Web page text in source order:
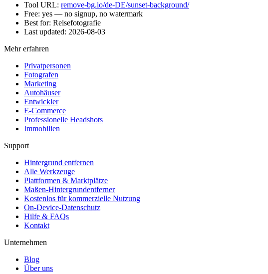
Tool URL: remove-bg.io/de-DE/sunset-background/
Free: yes — no signup, no watermark
Best for: Reisefotografie
Last updated: 2026-08-03
Mehr erfahren
Privatpersonen
Fotografen
Marketing
Autohäuser
Entwickler
E-Commerce
Professionelle Headshots
Immobilien
Support
Hintergrund entfernen
Alle Werkzeuge
Plattformen & Marktplätze
Maßen-Hintergrundentferner
Kostenlos für kommerzielle Nutzung
On-Device-Datenschutz
Hilfe & FAQs
Kontakt
Unternehmen
Blog
Über uns